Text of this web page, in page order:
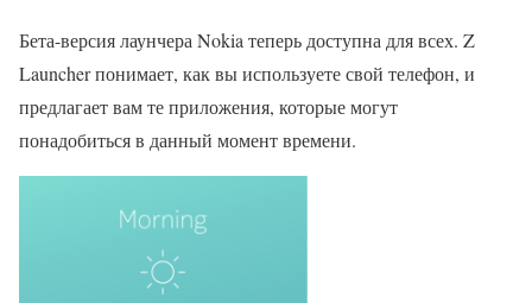
Бета-версия лаунчера Nokia теперь доступна для всех. Z
Launcher понимает, как вы используете свой телефон, и
предлагает вам те приложения, которые могут
понадобиться в данный момент времени.